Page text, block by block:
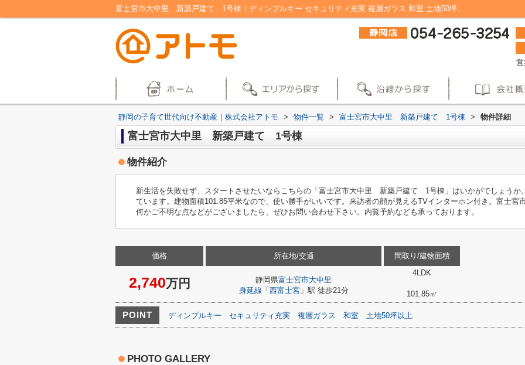
富士宮市大中里 新築戸建て 1号棟｜ディンプルキー セキュリティ充実 複層ガラス 和室 土地50坪以上｜静岡の子育て世代向け不動産｜株式会社アトモ
静岡の子育て世代向け不動産｜株式会社アトモ > 物件一覧 > 富士宮市大中里 新築戸建て 1号棟 > 物件詳細
富士宮市大中里 新築戸建て 1号棟
物件紹介
新生活を失敗せず、スタートさせたいならこちらの「富士宮市大中里 新築戸建て 1号棟」はいかがでしょうか
ています。建物面積101.85平米なので、使い勝手がいいです。来訪者の顔が見えるTVインターホン付き。富士宮
何かご不明な点などがございましたら、ぜひお問い合わせ下さい。内覧予約なども承っております。
価格
2,740万円
所在地/交通
静岡県富士宮市大中里
身延線 「 西富士宮」駅 徒歩21分
間取り/建物面積
4LDK
101.85㎡
POINT ディンプルキー セキュリティ充実 複層ガラス 和室 土地50坪以上
PHOTO GALLERY